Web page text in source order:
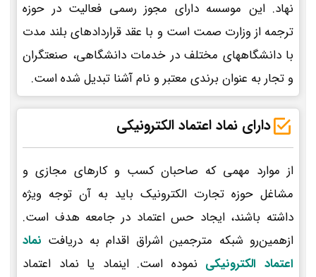
نهاد. این موسسه دارای مجوز رسمی فعالیت در حوزه
ترجمه از وزارت صمت است و با عقد قراردادهای بلند مدت
با دانشگاههای مختلف در خدمات دانشگاهی، صنعتگران
و تجار به عنوان برندی معتبر و نام آشنا تبدیل شده است.
دارای نماد اعتماد الکترونیکی
از موارد مهمی که صاحبان کسب و کارهای مجازی و
مشاغل حوزه تجارت الکترونیک باید به آن توجه ویژه
داشته باشند، ایجاد حس اعتماد در جامعه هدف است.
ازهمین‌رو شبکه مترجمین اشراق اقدام به دریافت نماد
اعتماد الکترونیکی نموده است. اینماد یا نماد اعتماد